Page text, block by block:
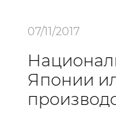
07/11/2017
Японии